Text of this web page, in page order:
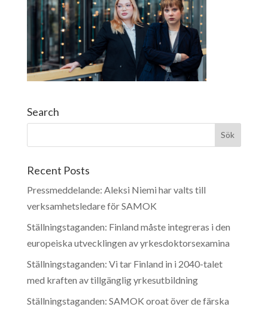
Search
Recent Posts
Pressmeddelande: Aleksi Niemi har valts till
verksamhetsledare för SAMOK
Ställningstaganden: Finland måste integreras i den
europeiska utvecklingen av yrkesdoktorsexamina
Ställningstaganden: Vi tar Finland in i 2040-talet
med kraften av tillgänglig yrkesutbildning
Ställningstaganden: SAMOK oroat över de färska